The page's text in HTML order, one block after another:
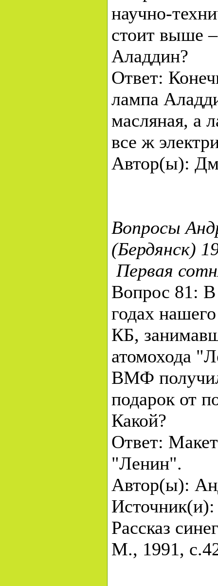
научно-
стоит выше
Аладдин?
Ответ:
лампа
масляная, а
все ж
Автор(ы):
Вопросы
(Бердянск)
Первая
Вопрос 81: В
годах
КБ,
атомохода
ВМФ
подарок от
Какой?
Ответ:
"Ленин".
Автор(ы):
Рассказ
М., 1991,